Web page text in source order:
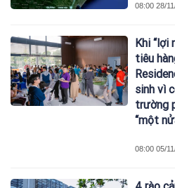
08:00 28/
Khi “lợi
tiêu
sinh vì
trường
“một
08:00 05/